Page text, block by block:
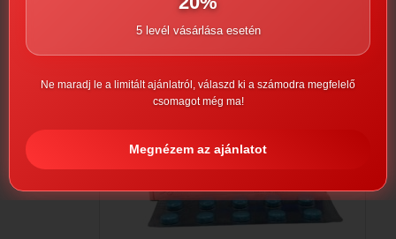
5 levél vásárlása esetén
Ne maradj le a limitált ajánlatról, válaszd ki a számodra megfelelő
csomagot még ma!
Megnézem az ajánlatot